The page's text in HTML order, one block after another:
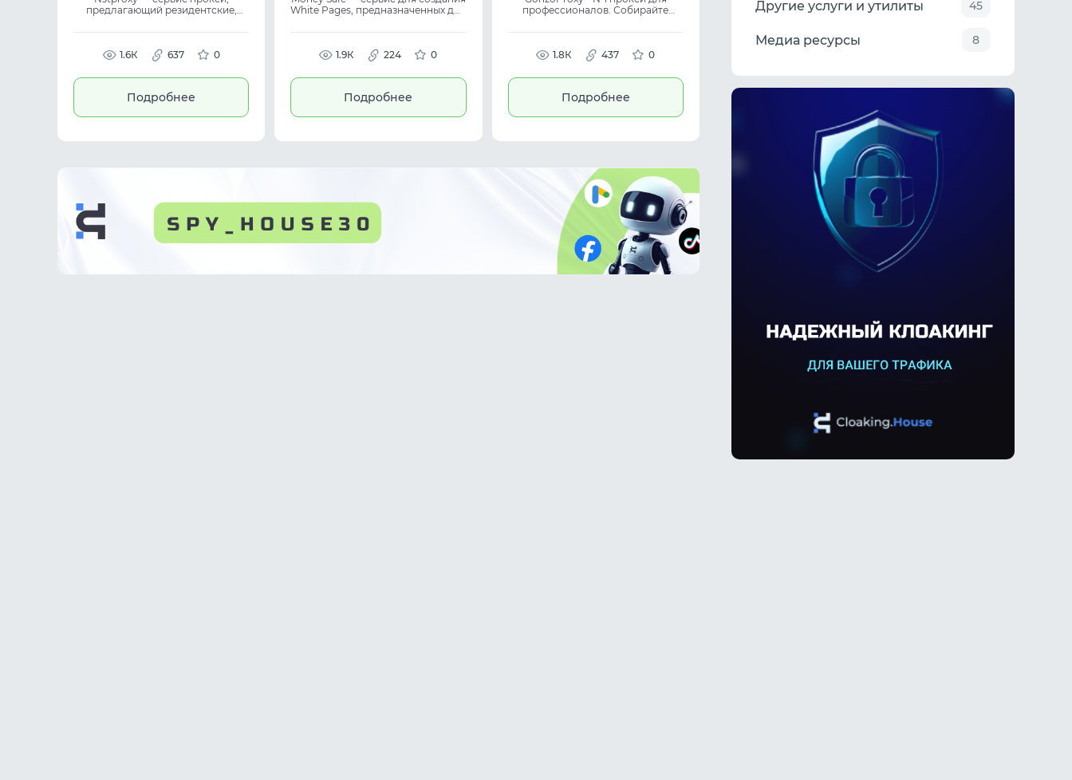
предлагающий резидентские,
для proxy service задач, где важны
residential proxies, datacenter
proxies и гибкая цена без лишних
1.6К 637 0
Подробнее
White Pages, предназначенных для
подготовить страницы для
рекламных кампаний и упрощает
работу с traffic sources, affiliate
связок.
1.9К 224 0
Подробнее
профессионалов. Собирайте
до города и провайдера
бесплатно. Трафик не сгорает —
платите только за
ГБ.
1.8К 437 0
Подробнее
Другие услуги и утилиты 45
Медиа ресурсы 8